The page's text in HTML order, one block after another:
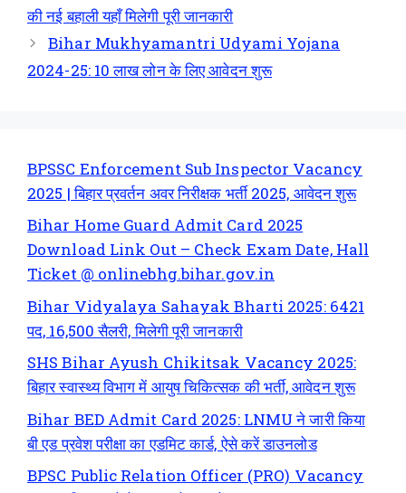
की नई बहाली यहाँ मिलेगी पूरी जानकारी
Bihar Mukhyamantri Udyami Yojana
2024-25: 10 लाख लोन के लिए आवेदन शुरू
BPSSC Enforcement Sub Inspector Vacancy
2025 | बिहार प्रवर्तन अवर निरीक्षक भर्ती 2025, आवेदन शुरू
Bihar Home Guard Admit Card 2025
Download Link Out – Check Exam Date, Hall
Ticket @ onlinebhg.bihar.gov.in
Bihar Vidyalaya Sahayak Bharti 2025: 6421
पद, 16,500 सैलरी, मिलेगी पूरी जानकारी
SHS Bihar Ayush Chikitsak Vacancy 2025:
बिहार स्वास्थ्य विभाग में आयुष चिकित्सक की भर्ती, आवेदन शुरू
Bihar BED Admit Card 2025: LNMU ने जारी किया
बी एड प्रवेश परीक्षा का एडमिट कार्ड, ऐसे करें डाउनलोड
BPSC Public Relation Officer (PRO) Vacancy